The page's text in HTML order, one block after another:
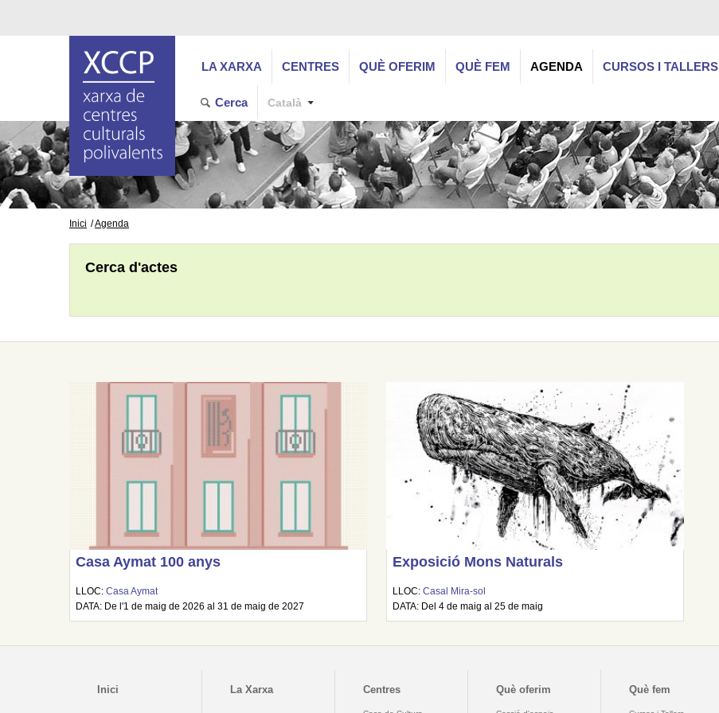
LA XARXA CENTRES QUÈ OFERIM QUÈ FEM AGENDA CURSOS I TALLERS
Cerca Català
Inici Agenda
Cerca d'actes
Casa Aymat 100 anys
LLOC:Casa Aymat
DATA: De l'1 de maig de 2026 al 31 de maig de 2027
Exposició Mons Naturals
LLOC:Casal Mira-sol
DATA: Del 4 de maig al 25 de maig
Inici La Xarxa Centres Què oferim Què fem